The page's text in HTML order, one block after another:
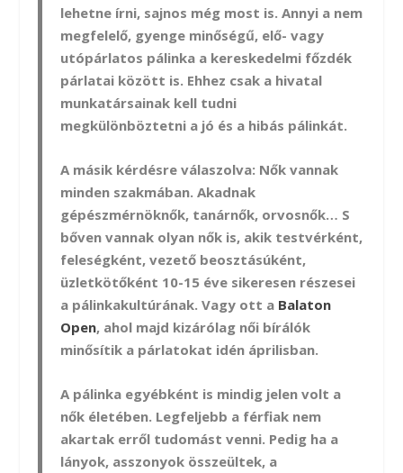
lehetne írni, sajnos még most is. Annyi a nem
megfelelő, gyenge minőségű, elő- vagy
utópárlatos pálinka a kereskedelmi főzdék
párlatai között is. Ehhez csak a hivatal
munkatársainak kell tudni
megkülönböztetni a jó és a hibás pálinkát.
A másik kérdésre válaszolva: Nők vannak
minden szakmában. Akadnak
gépészmérnöknők, tanárnők, orvosnők… S
bőven vannak olyan nők is, akik testvérként,
feleségként, vezető beosztásúként,
üzletkötőként 10-15 éve sikeresen részesei
a pálinkakultúrának. Vagy ott a Balaton
Open, ahol majd kizárólag női bírálók
minősítik a párlatokat idén áprilisban.
A pálinka egyébként is mindig jelen volt a
nők életében. Legfeljebb a férfiak nem
akartak erről tudomást venni. Pedig ha a
lányok, asszonyok összeültek, a